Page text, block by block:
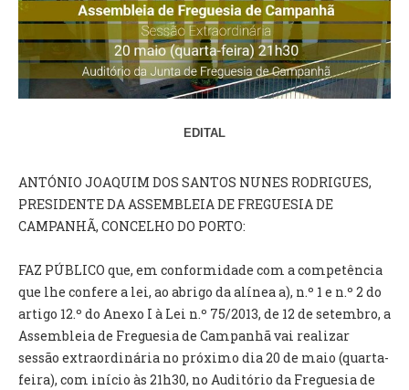
AUTARQUIA
CONSTITUIÇÃO
ASSEMBLEIA DE FREGUESIA
GRAVAÇÕES DAS REUNIÕES PÚBLICAS DO EXECUTIVO
DOCUMENTOS
ATAS E DOCUMENTOS DA ASSEMBLEIA
EDITAIS
REGULAMENTOS E TAXAS
PLANO E ORÇAMENTO
EDITAL
ANTÓNIO JOAQUIM DOS SANTOS NUNES RODRIGUES,
PRESIDENTE DA ASSEMBLEIA DE FREGUESIA DE
CAMPANHÃ, CONCELHO DO PORTO:
FAZ PÚBLICO que, em conformidade com a competência
que lhe confere a lei, ao abrigo da alínea a), n.º 1 e n.º 2 do
artigo 12.º do Anexo I à Lei n.º 75/2013, de 12 de setembro, a
Assembleia de Freguesia de Campanhã vai realizar
sessão extraordinária no próximo dia 20 de maio (quarta-
feira), com início às 21h30, no Auditório da Freguesia de